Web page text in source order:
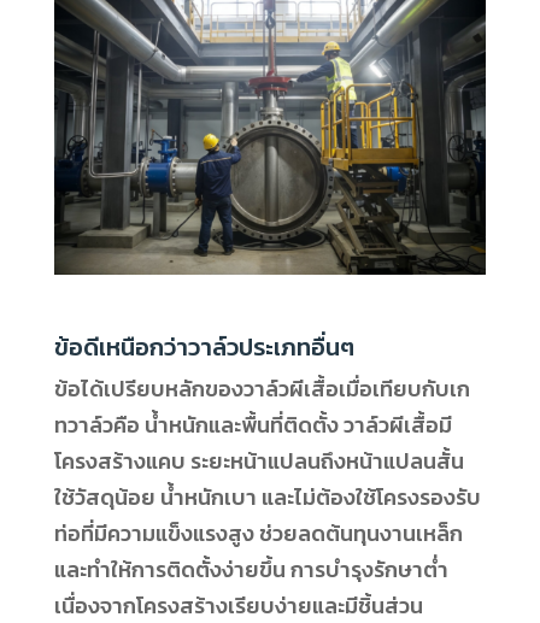
ข้อดีเหนือกว่าวาล์วประเภทอื่นๆ
ข้อได้เปรียบหลักของวาล์วผีเสื้อเมื่อเทียบกับเก
ทวาล์วคือ น้ำหนักและพื้นที่ติดตั้ง วาล์วผีเสื้อมี
โครงสร้างแคบ ระยะหน้าแปลนถึงหน้าแปลนสั้น
ใช้วัสดุน้อย น้ำหนักเบา และไม่ต้องใช้โครงรองรับ
ท่อที่มีความแข็งแรงสูง ช่วยลดต้นทุนงานเหล็ก
และทำให้การติดตั้งง่ายขึ้น การบำรุงรักษาต่ำ
เนื่องจากโครงสร้างเรียบง่ายและมีชิ้นส่วน